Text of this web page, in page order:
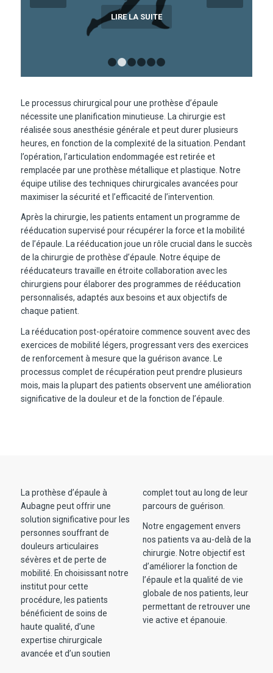
LIRE LA SUITE
Le processus chirurgical pour une prothèse d’épaule
nécessite une planification minutieuse. La chirurgie est
réalisée sous anesthésie générale et peut durer plusieurs
heures, en fonction de la complexité de la situation. Pendant
l’opération, l’articulation endommagée est retirée et
remplacée par une prothèse métallique et plastique. Notre
équipe utilise des techniques chirurgicales avancées pour
maximiser la sécurité et l’efficacité de l’intervention.
Après la chirurgie, les patients entament un programme de
rééducation supervisé pour récupérer la force et la mobilité
de l’épaule. La rééducation joue un rôle crucial dans le succès
de la chirurgie de prothèse d’épaule. Notre équipe de
rééducateurs travaille en étroite collaboration avec les
chirurgiens pour élaborer des programmes de rééducation
personnalisés, adaptés aux besoins et aux objectifs de
chaque patient.
La rééducation post-opératoire commence souvent avec des
exercices de mobilité légers, progressant vers des exercices
de renforcement à mesure que la guérison avance. Le
processus complet de récupération peut prendre plusieurs
mois, mais la plupart des patients observent une amélioration
significative de la douleur et de la fonction de l’épaule.
La prothèse d’épaule à
Aubagne peut offrir une
solution significative pour les
personnes souffrant de
douleurs articulaires
sévères et de perte de
mobilité. En choisissant notre
institut pour cette
procédure, les patients
bénéficient de soins de
haute qualité, d’une
expertise chirurgicale
avancée et d’un soutien
complet tout au long de leur
parcours de guérison.
Notre engagement envers
nos patients va au-delà de la
chirurgie. Notre objectif est
d’améliorer la fonction de
l’épaule et la qualité de vie
globale de nos patients, leur
permettant de retrouver une
vie active et épanouie.